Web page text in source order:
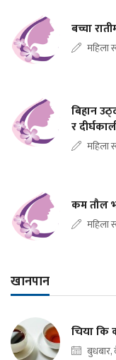
बच्चा
महिला
बिहान
र
महिला
कम तौल
महिला
खानपान
चिया कि